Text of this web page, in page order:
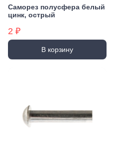
Саморез полусфера белый
цинк, острый
2 ₽
В корзину